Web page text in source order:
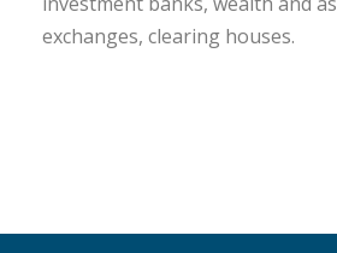
exchanges, clearing houses.